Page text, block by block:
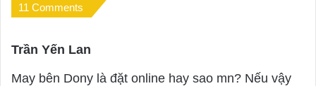
11 Comments
Trần Yến Lan
a
May bên Dony là đặt online hay sao mn? Nếu vậy